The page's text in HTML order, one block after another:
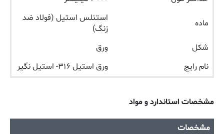
ماده
استنلس استیل (فولاد ضد
زنگ)
شکل
ورق
نام رایج
ورق استیل ۳۱۶- استیل نگیر
مشخصات استاندارد و مواد
مشخصات